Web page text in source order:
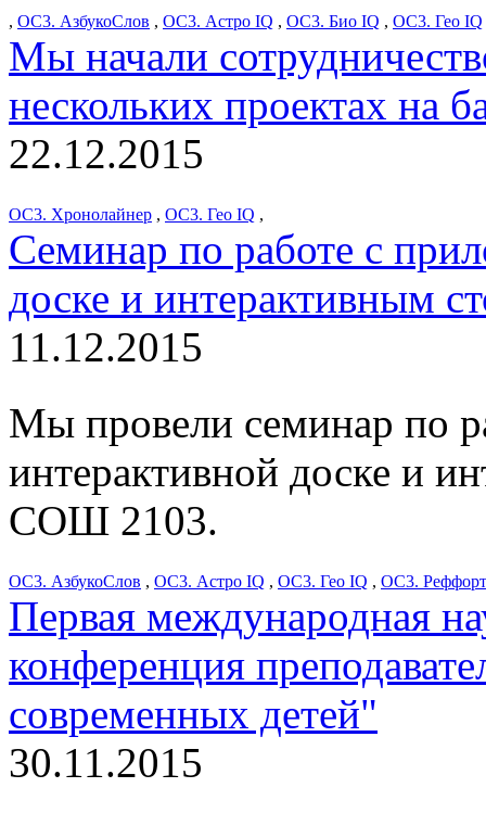
, ОС3. АзбукоСлов , ОС3. Астро IQ , ОС3. Био IQ , ОС3. Гео IQ
Мы начали
нескольких проектах на
22.12.2015
ОС3. Хронолайнер , ОС3. Гео IQ ,
Семинар по работе с
доске и интерактивным
11.12.2015
Мы провели семинар по
интерактивной доске и
СОШ 2103.
ОС3. АзбукоСлов , ОС3. Астро IQ , ОС3. Гео IQ , ОС3. Реффорт
Первая международная
конференция
современных детей"
30.11.2015